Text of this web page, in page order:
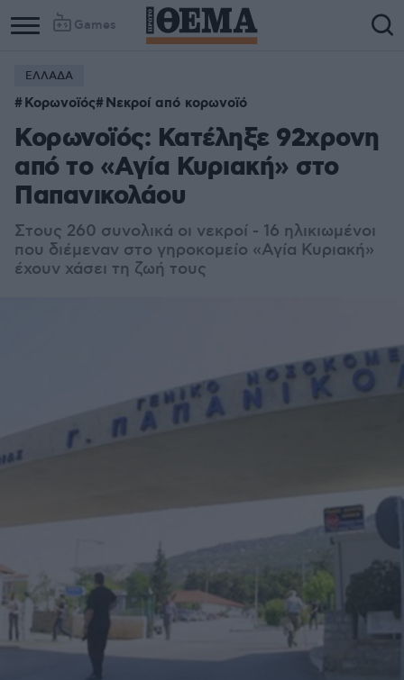
Games
ΕΛΛΑΔΑ
Κορωνοϊός Νεκροί από κορωνοϊό
Κορωνοϊός: Κατέληξε 92χρονη
από το «Αγία Κυριακή» στο
Παπανικολάου
Στους 260 συνολικά οι νεκροί - 16 ηλικιωμένοι
που διέμεναν στο γηροκομείο «Αγία Κυριακή»
έχουν χάσει τη ζωή τους